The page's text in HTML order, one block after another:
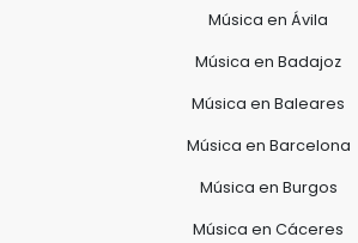
Música en Ávila
Música en Badajoz
Música en Baleares
Música en Barcelona
Música en Burgos
Música en Cáceres